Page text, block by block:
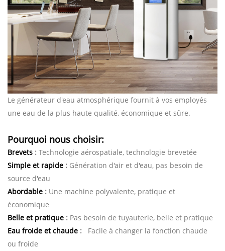
Le générateur d'eau atmosphérique fournit à vos employés
une eau de la plus haute qualité, économique et sûre.
Pourquoi nous choisir:
Brevets : Technologie aérospatiale, technologie brevetée
Simple et rapide : Génération d'air et d'eau, pas besoin de
source d'eau
Abordable : Une machine polyvalente, pratique et
économique
Belle et pratique : Pas besoin de tuyauterie, belle et pratique
Eau froide et chaude : Facile à changer la fonction chaude
ou froide